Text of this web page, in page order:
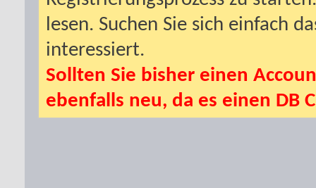
lesen. Suchen Sie sich einfach
interessiert.
Sollten Sie bisher einen
ebenfalls neu, da es einen DB